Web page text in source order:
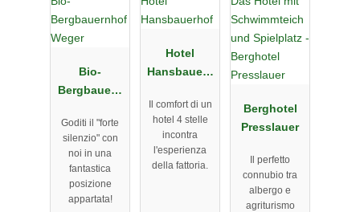
Bio-
Bergbauern
Goditi il ​​"forte
silenzio" con
noi in una
fantastica
posizione
appartata!
Hotel
Hansbauerh
Il comfort di un
hotel 4 stelle
incontra
l'esperienza
della fattoria.
Berghotel
Presslauer
Il perfetto
connubio tra
albergo e
agriturismo